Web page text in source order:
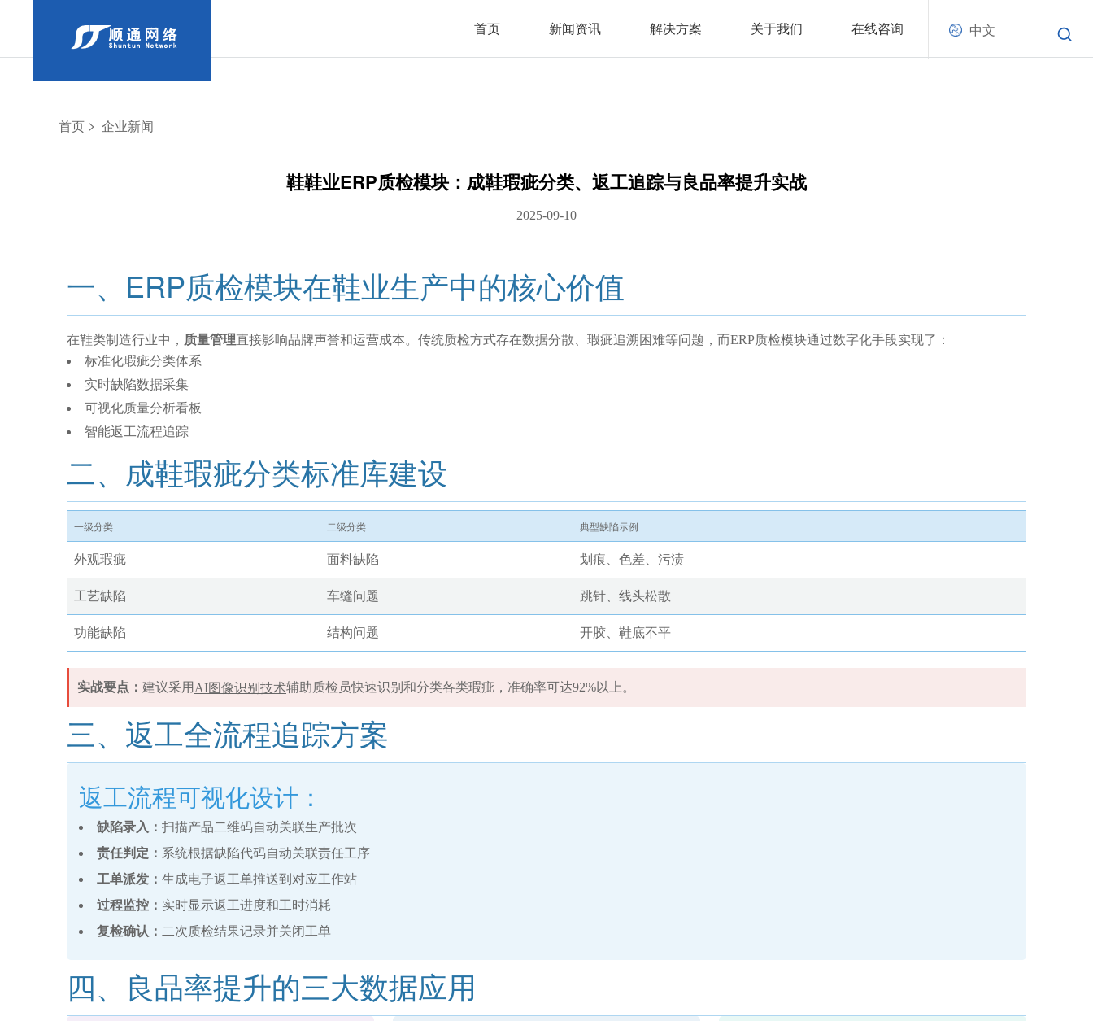
首页 新闻资讯 解决方案 关于我们 在线咨询 中文
首页 > 企业新闻
鞋鞋业ERP质检模块：成鞋瑕疵分类、返工追踪与良品率提升实战
2025-09-10
一、ERP质检模块在鞋业生产中的核心价值
在鞋类制造行业中， 质量管理直接影响品牌声誉和运营成本。传统质检方式存在数据分散、瑕疵追溯困难等问题，而ERP质检模块通过数字化手段实现了：
标准化瑕疵分类体系
实时缺陷数据采集
可视化质量分析看板
智能返工流程追踪
二、成鞋瑕疵分类标准库建设
一级分类 二级分类 典型缺陷示例
外观瑕疵 面料缺陷 划痕、色差、污渍
工艺缺陷 车缝问题 跳针、线头松散
功能缺陷 结构问题 开胶、鞋底不平
实战要点： 建议采用 AI图像识别技术辅助质检员快速识别和分类各类瑕疵，准确率可达92%以上。
三、返工全流程追踪方案
返工流程可视化设计：
缺陷录入： 扫描产品二维码自动关联生产批次
责任判定： 系统根据缺陷代码自动关联责任工序
工单派发： 生成电子返工单推送到对应工作站
过程监控： 实时显示返工进度和工时消耗
复检确认： 二次质检结果记录并关闭工单
四、良品率提升的三大数据应用